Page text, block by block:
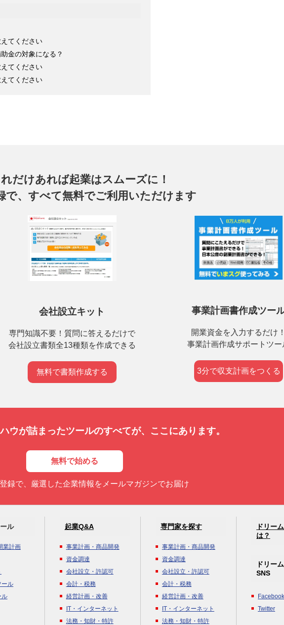
てください
金の対象になる？
てください
てください
だけあれば起業はスムーズに！
で、すべて無料でご利用いただけます
会社設立キット
専門知識不要！質問に答えるだけで
会社設立書類全13種類を作成できる
無料で書類作成する
事業計画書作成ツー
開業資金を入力するだけ！
事業計画作成サポートツー
3分で収支計画をつくる
ウが詰まったツールのすべてが、 ここにあります。
無料で始める
録で、厳選した企業情報をメールマガジンでお届け
ル
業計画
ール
ル
起業Q&A
事業計画・商品開発
資金調達
会社設立・許認可
会計・税務
経営計画・改善
IT・インターネット
法務・知財・特許
専門家を探す
事業計画・商品開発
資金調達
会社設立・許認可
会計・税務
経営計画・改善
IT・インターネット
法務・知財・特許
ドリー
は？
ドリー
SNS
Facebook
Twitter